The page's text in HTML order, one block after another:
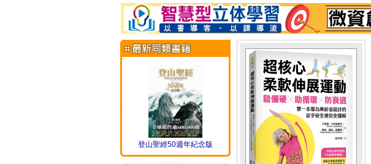
登山聖經50週年紀念版